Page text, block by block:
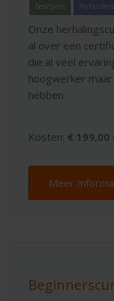
Bedrijven
Onze
al over een
die al veel
hoogwerker
hebben.
Kosten: € 199,00
Meer